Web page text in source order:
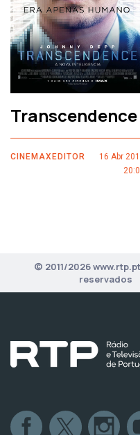
Transcendence
CINEMAXEDITOR
16 Abr
© 2011/2026
reservados